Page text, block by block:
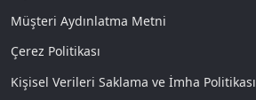
Müşteri Aydınlatma Metni
Çerez Politikası
Kişisel Verileri Saklama ve İmha Politikası